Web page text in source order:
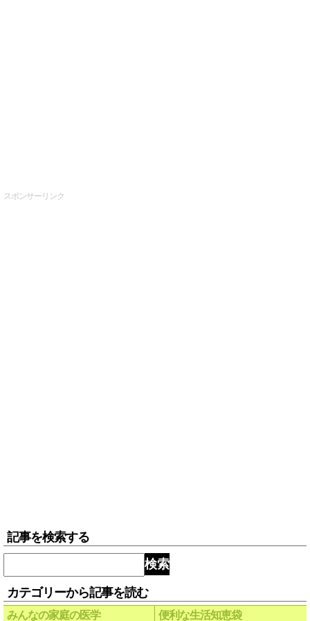
スポンサーリンク
記事を検索する
検索
カテゴリーから記事を読む
みんなの家庭の医学 便利な生活知恵袋